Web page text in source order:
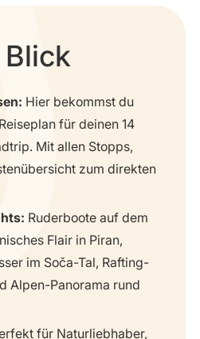
Hier bekommst du
für deinen 14
Mit allen Stopps,
zum direkten
Ruderboote auf dem
Flair in Piran,
im Soča-Tal, Rafting-
Alpen-Panorama rund
für Naturliebhaber,